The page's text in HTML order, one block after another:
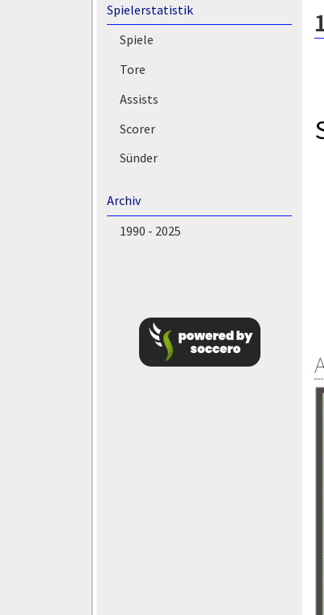
Spielerstatistik
Spiele
Tore
Assists
Scorer
Sünder
Archiv
1990 - 2025